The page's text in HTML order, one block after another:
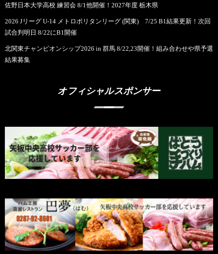
佐野日本大学高校 練習会 8/1他開催！2027年度 栃木県
2026 Jリーグ U-14 メトロポリタンリーグ (関東) 7/25 B1結果更新！次回
試合判明日 8/22にB1開催
北関東チャンピオンシップ2026 in 群馬 8/22,23開催！組み合わせや県予選
結果募集
オフィシャルスポンサー